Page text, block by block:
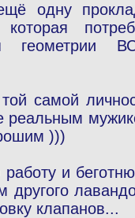
одну
геометрии
самой
реальным
)))
и
другого
клапанов...